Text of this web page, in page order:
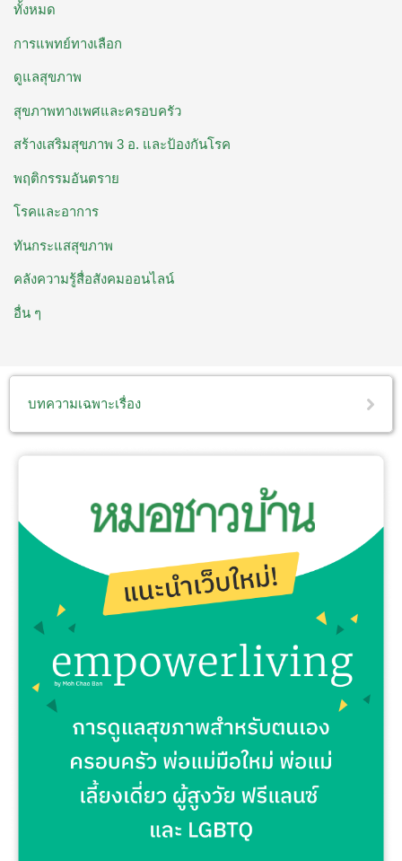
ทั้งหมด
การแพทย์ทางเลือก
ดูแลสุขภาพ
สุขภาพทางเพศและครอบครัว
สร้างเสริมสุขภาพ 3 อ. ​และป้องกันโรค
พฤติกรรมอันตราย
โรคและอาการ
ทันกระแสสุขภาพ
คลังความรู้สื่อสังคมออนไลน์
อื่น ๆ
บทความเฉพาะเรื่อง